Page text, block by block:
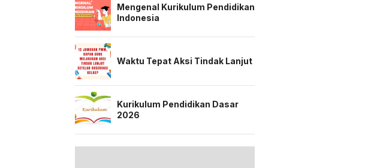
Mengenal Kurikulum Pendidikan
Indonesia
Waktu Tepat Aksi Tindak Lanjut
Kurikulum Pendidikan Dasar
2026